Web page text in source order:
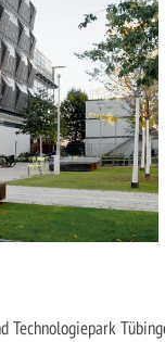
Technologiepark